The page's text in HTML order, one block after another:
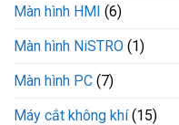
Màn hình HMI (6)
Màn hình NiSTRO (1)
Màn hình PC (7)
Máy cắt không khí(15)